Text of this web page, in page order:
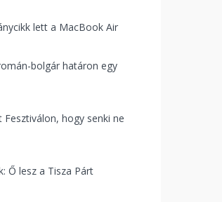
lett a MacBook Air
bolgár határon egy
Fesztiválon, hogy senki ne
Ő lesz a Tisza Párt